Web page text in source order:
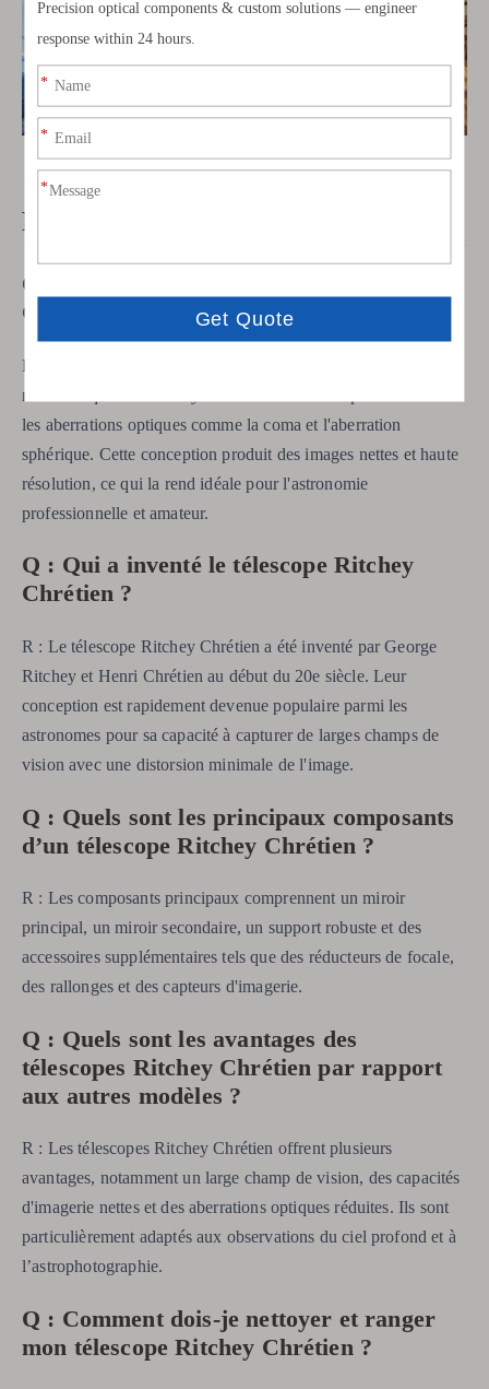
FAQ
Q : Qu'est-ce qu'un télescope Ritchey
Chrétien ?
R : Un télescope Ritchey Chrétien est un type de télescope à
réflexion qui utilise un système à deux miroirs pour éliminer
les aberrations optiques comme la coma et l'aberration
sphérique. Cette conception produit des images nettes et haute
résolution, ce qui la rend idéale pour l'astronomie
professionnelle et amateur.
Q : Qui a inventé le télescope Ritchey
Chrétien ?
R : Le télescope Ritchey Chrétien a été inventé par George
Ritchey et Henri Chrétien au début du 20e siècle. Leur
conception est rapidement devenue populaire parmi les
astronomes pour sa capacité à capturer de larges champs de
vision avec une distorsion minimale de l'image.
Q : Quels sont les principaux composants
d’un télescope Ritchey Chrétien ?
R : Les composants principaux comprennent un miroir
principal, un miroir secondaire, un support robuste et des
accessoires supplémentaires tels que des réducteurs de focale,
des rallonges et des capteurs d'imagerie.
Q : Quels sont les avantages des
télescopes Ritchey Chrétien par rapport
aux autres modèles ?
R : Les télescopes Ritchey Chrétien offrent plusieurs
avantages, notamment un large champ de vision, des capacités
d'imagerie nettes et des aberrations optiques réduites. Ils sont
particulièrement adaptés aux observations du ciel profond et à
l’astrophotographie.
Q : Comment dois-je nettoyer et ranger
mon télescope Ritchey Chrétien ?